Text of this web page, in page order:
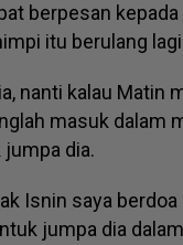
berpesan kepada
itu berulang
nanti kalau Matin
masuk dalam
dia.
Isnin saya berdoa
jumpa dia